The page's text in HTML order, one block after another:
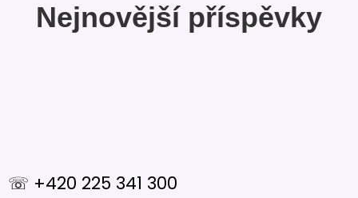
Nejnovější příspěvky
☏ +420 225 341 300